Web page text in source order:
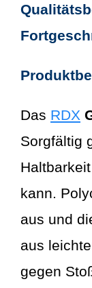
Das RDX
Sorgfältig
kann.
aus und
aus
gegen